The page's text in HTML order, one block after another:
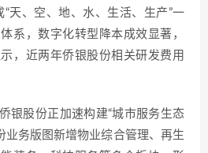
天、空、地、水、生活、生产”一
系，数字化转型降本成效显著，
，近两年侨银股份相关研发费用
银股份正加速构建“城市服务生态
业务版图新增物业综合管理、再生